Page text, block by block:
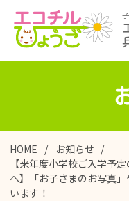
HOME
お知らせ
【来年度小学校ご入学予
へ】「お子さまのお写真
います！